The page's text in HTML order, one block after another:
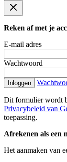
Reken af met je
E-mail adres
Wachtwoord
Inloggen
Dit formulier wordt
Privacybeleid van
toepassing.
Afrekenen als een
Het aanmaken van